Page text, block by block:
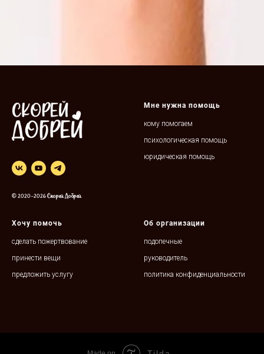
© 2020-2026 Скорей Добрей
Мне нужна помощь
кому помогаем
психологическая помощь
юридическая помощь
Хочу помочь
сделать пожертвование
принести вещи
предложить услугу
Об организации
подопечные
руководитель
политика конфиденциальности